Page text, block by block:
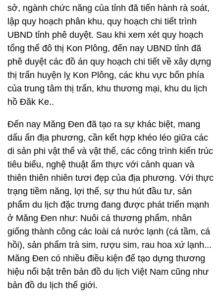
sở, ngành chức năng của tỉnh đã tiến hành rà soát,
lập quy hoạch phân khu, quy hoạch chi tiết trình
UBND tỉnh phê duyệt. Sau khi xem xét quy hoạch
tổng thể đô thị Kon Plông, đến nay UBND tỉnh đã
phê duyệt các đồ án quy hoạch chi tiết về xây dựng
thị trấn huyện lỵ Kon Plông, các khu vực bốn phía
của trung tâm thị trấn, khu thương mại, khu du lịch
hồ Đăk Ke..
Đến nay Măng Đen đã tạo ra sự khác biệt, mang
dấu ấn địa phương, cần kết hợp khéo léo giữa các
di sản phi vật thể và vật thể, các công trình kiến trúc
tiêu biểu, nghệ thuật ẩm thực với cảnh quan và
thiên thiên nhiên tươi đẹp của địa phương. Với thực
trạng tiềm năng, lợi thế, sự thu hút đầu tư, sản
phẩm du lịch đặc trưng đang được phát triển mạnh
ở Măng Đen như: Nuôi cá thương phẩm, nhân
giống thành công các loài cá nước lạnh (cá tầm, cá
hồi), sản phẩm trà sim, rượu sim, rau hoa xứ lạnh...
Măng Đen có nhiều điều kiện để tạo dựng thương
hiệu nổi bật trên bản đồ du lịch Việt Nam cũng như
bản đồ du lịch thế giới.